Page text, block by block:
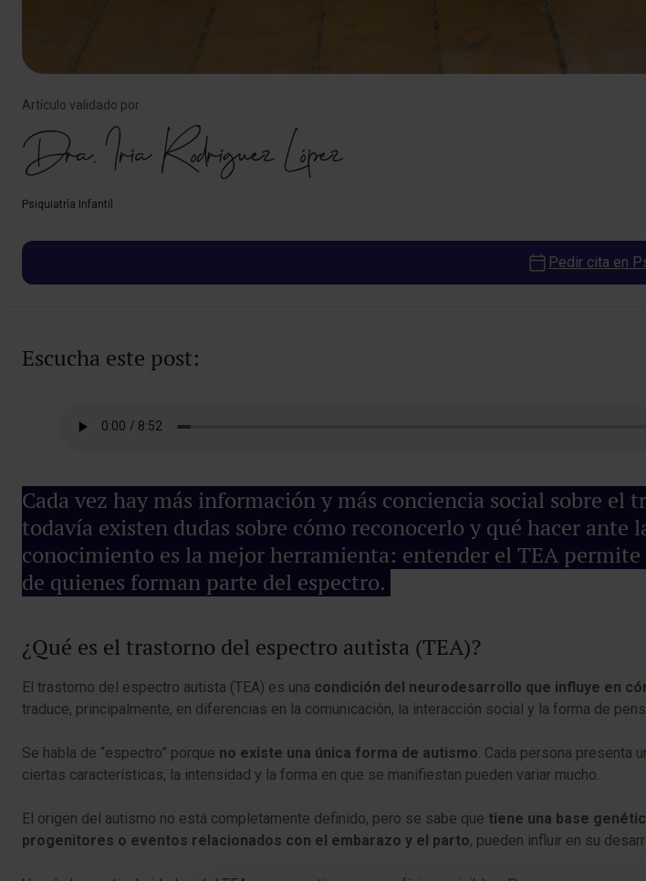
Escucha este post:
Cada vez hay más información y más conciencia social sobre el
todavía existen dudas sobre cómo reconocerlo y qué hacer ante
conocimiento es la mejor herramienta: entender el TEA
de quienes forman parte del espectro.
¿Qué es el trastorno del espectro autista (TEA)?
El trastorno del espectro autista (TEA) es una condición del neurodesarrollo que influye en
traduce, principalmente, en diferencias en la comunicación, la interacción social y la forma de
Se habla de “espectro” porque no existe una única forma de autismo . Cada persona
ciertas características, la intensidad y la forma en que se manifiestan pueden variar mucho.
El origen del autismo no está completamente definido, pero se sabe que tiene una base
progenitores o eventos relacionados con el embarazo y el parto, pueden influir en su
Artículo validado por
Dra. Iria Rodríguez López
Psiquiatría Infantil
Pedir cita en